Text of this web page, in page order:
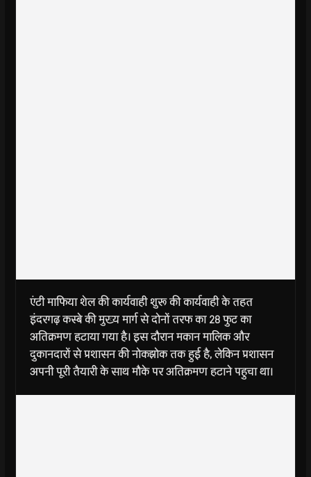
एंटी माफिया शेल की कार्यवाही शुरू कीकार्यवाही के तहत
इंदरगढ़ कस्बे की मुख्य मार्ग से दोनों तरफ का 28 फुट का
अतिक्रमण हटाया गया है। इस दौरान मकान मालिक और
दुकानदारों से प्रशासन की नोकझोक तक हुई है, लेकिन प्रशासन
अपनी पूरी तैयारी के साथ मौके पर अतिक्रमण हटाने पहुचा था।